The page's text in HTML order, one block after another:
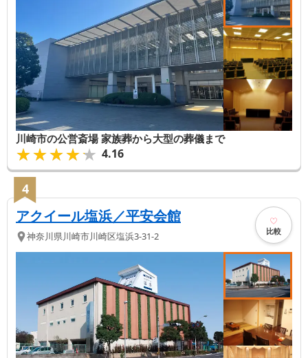
川崎市の公営斎場 家族葬から大型の葬儀まで
★★★★★
★★★★★ 4.16
4
アクイール塩浜／平安会館
神奈川県川崎市川崎区塩浜3-31-2 比較